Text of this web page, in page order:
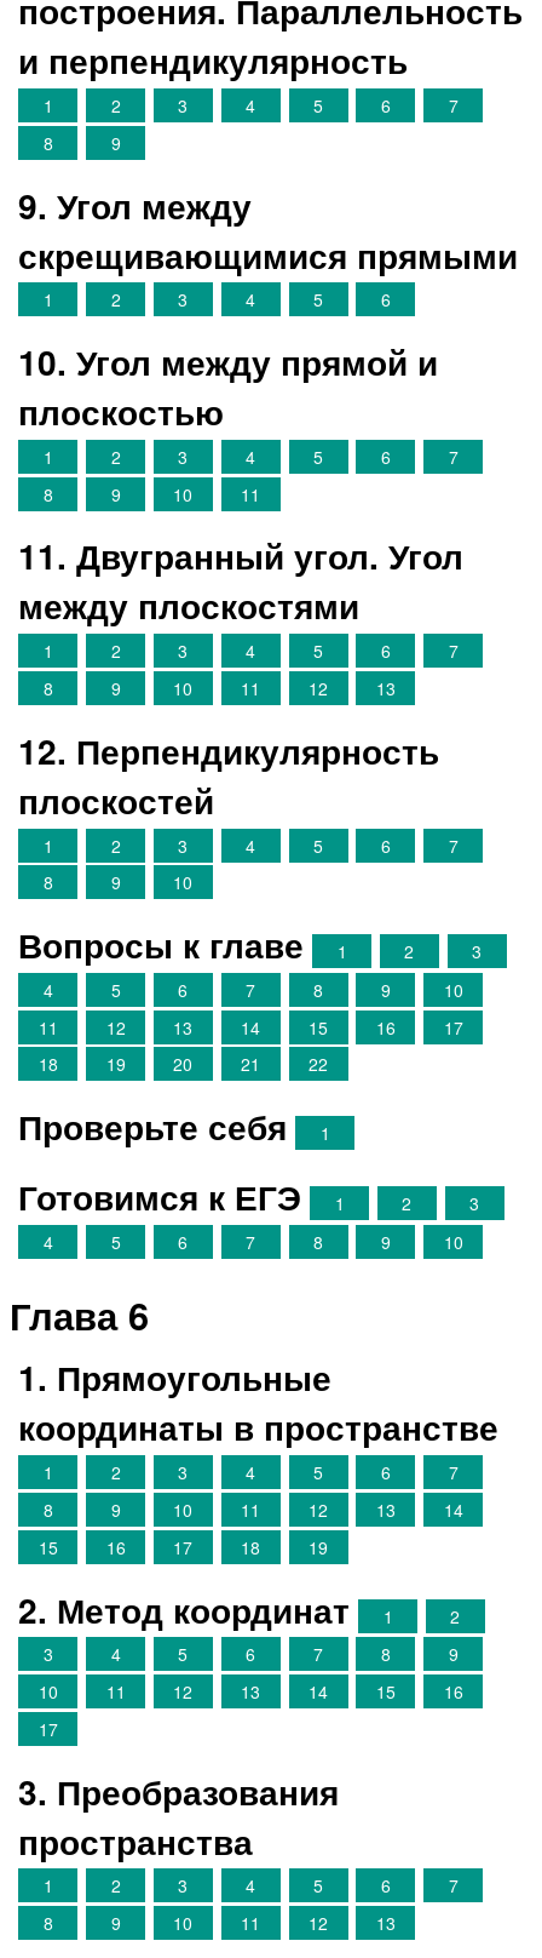
построения. Параллельность
и перпендикулярность
1 2 3 4 5 6
7
8
9
9. Угол между
скрещивающимися прямыми
1 2 3 4 5 6
10. Угол между прямой и
плоскостью
1 2 3 4 5 6
7
8
9 10 11
11. Двугранный угол. Угол
между плоскостями
1 2 3 4 5 6
7
8
9 10 11 12 13
12. Перпендикулярность
плоскостей
1 2 3 4 5 6
7
8
9 10
Вопросы к главе 1 2
3
4
5 6 7 8 9
10
11
12 13 14 15 16
17
18
19 20 21 22
Проверьте себя 1
Готовимся к ЕГЭ 1 2
3
4
5 6 7 8 9 10
Глава 6
1. Прямоугольные
координаты в пространстве
1 2 3 4 5 6
7
8
9 10 11 12 13
14
15
16 17 18 19
2. Метод координат 1
2
3
4 5 6 7 8
9
10
11 12 13 14 15
16
17
3. Преобразования
пространства
1 2 3 4 5 6
7
8
9 10 11 12 13